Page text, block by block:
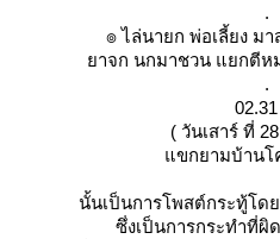
.
๏ ไล่นายก พ่อเลี้ยง มา
าจก นกมาชวน แยกตีห
.
( วันเสาร์ ที่
ขกยามบ้านโ
นั้นเป็นการโพสต์กระทู้โด
ซึ่งเป็นการกระทำที่ผิ